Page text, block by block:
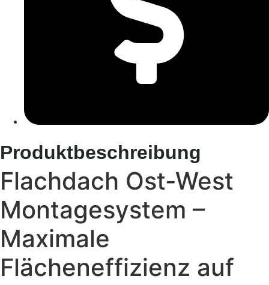
Produktbeschreibung
Flachdach Ost-West
Montagesystem –
Maximale
Flächeneffizienz auf